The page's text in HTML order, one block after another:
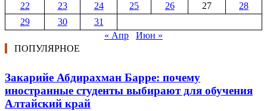
22
23 24 25 26 27
28
29
30
31
« Апр
Июн »
ПОПУЛЯРНОЕ
Закарийе Абдирахман Барре: почему
иностранные студенты выбирают для обучения
Алтайский край